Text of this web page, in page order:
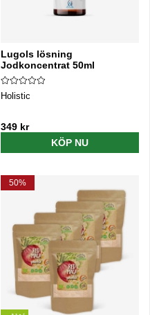
Lugols lösning
Jodkoncentrat 50ml
Holistic
349 kr
KÖP NU
50%